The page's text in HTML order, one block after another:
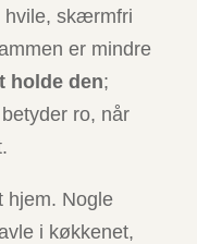
hvile, skærmfri
er mindre
holde den;
ro, når
hjem. Nogle
i køkkenet,